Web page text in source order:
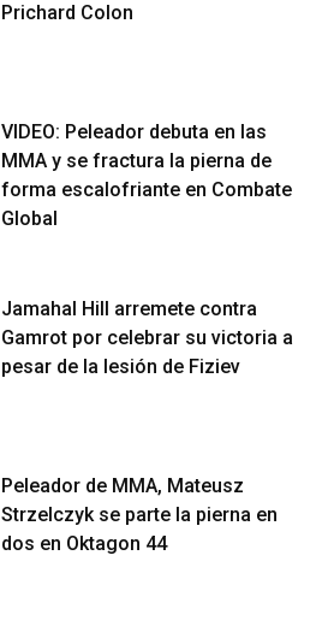
Prichard Colon
VIDEO: Peleador debuta en las
MMA y se fractura la pierna de
forma escalofriante en Combate
Global
Jamahal Hill arremete contra
Gamrot por celebrar su victoria a
pesar de la lesión de Fiziev
Peleador de MMA, Mateusz
Strzelczyk se parte la pierna en
dos en Oktagon 44